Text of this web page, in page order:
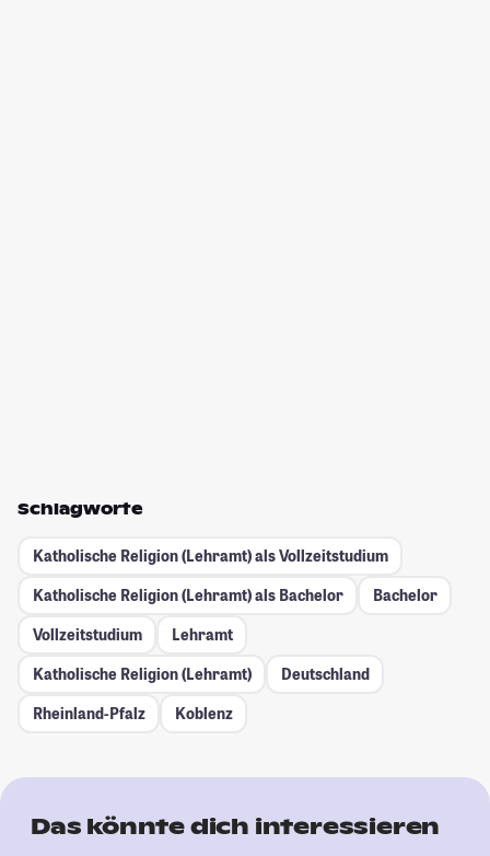
Schlagworte
Katholische Religion (Lehramt) als Vollzeitstudium
Katholische Religion (Lehramt) als Bachelor
Bachelor
Vollzeitstudium
Lehramt
Katholische Religion (Lehramt)
Deutschland
Rheinland-Pfalz
Koblenz
Das könnte dich interessieren